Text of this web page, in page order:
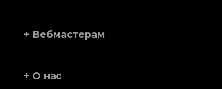
+ Вебмастерам
+ О нас